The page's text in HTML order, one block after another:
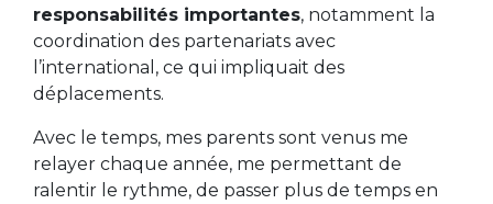
responsabilités importantes, notamment la
coordination des partenariats avec
l’international, ce qui impliquait des
déplacements.
Avec le temps, mes parents sont venus me
relayer chaque année, me permettant de
ralentir le rythme, de passer plus de temps en